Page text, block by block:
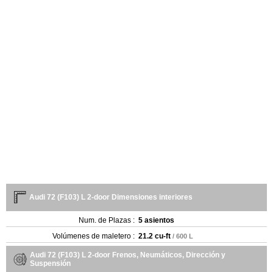
Audi 72 (F103) L 2-door Dimensiones interiores
Num. de Plazas : 5 asientos
Volúmenes de maletero : 21.2 cu-ft / 600 L
Audi 72 (F103) L 2-door Frenos, Neumáticos, Dirección y
Suspensión